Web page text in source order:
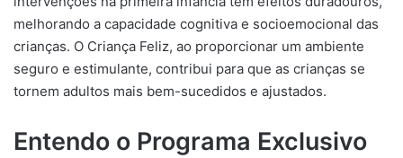
melhorando a capacidade cognitiva e socioemocional das
crianças. O Criança Feliz, ao proporcionar um ambiente
seguro e estimulante, contribui para que as crianças se
tornem adultos mais bem-sucedidos e ajustados.
Entendo o Programa Exclusivo